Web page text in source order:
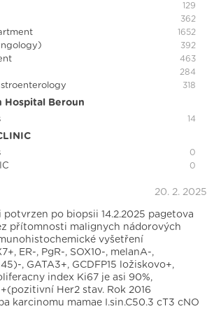
129
362
1652
392
463
284
318
Hospital Beroun
14
0
0
20. 2. 2025
potvrzen po biopsii 14.2.2025 pagetova
přítomnosti malignych nádorových
vyšetření
ER-, PgR-, SOX10-, melanA-,
, GATA3+, GCDFP15 ložiskovo+,
index Ki67 je asi 90%,
Her2 stav. Rok 2016
karcinomu mamae I.sin.C50.3 cT3 cNO